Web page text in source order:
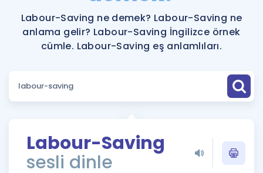
Faydalı Araçlar
Ücretsiz Kaynaklar
Puan Hesaplama
ÖSYM Sınav Takvimi
İngilizce Gramer
Labour-Saving ne demek? Labour-Saving ne
anlama gelir? Labour-Saving İngilizce örnek
cümle. Labour-Saving eş anlamlıları.
Labour-Saving
sesli dinle